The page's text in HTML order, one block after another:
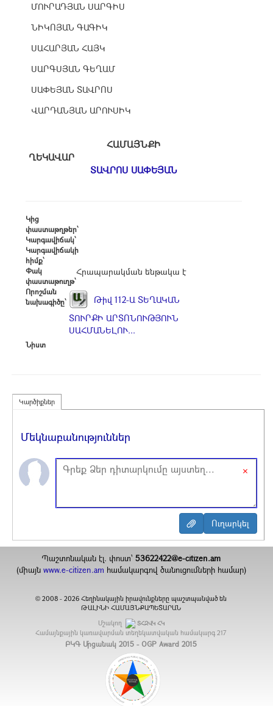
ՄՈՒՐԱԴՅԱՆ ՍԱՐԳԻՍ
ՆԻԿՈՅԱՆ ԳԱԳԻԿ
ՍԱՀԱՐՅԱՆ ՀԱՅԿ
ՍԱՐԳՍՅԱՆ ԳԵՂԱՄ
ՍԱՓԵՅԱՆ ՏԱՎՐՈՍ
ՎԱՐԴԱՆՅԱՆ ԱՐՈՒՍԻԿ
ՀԱՄԱՅՆՔԻ
ՂԵԿԱՎԱՐ
ՏԱՎՐՈՍ ՍԱՓԵՅԱՆ
Կից
փաստաթղթեր՝
Կարգավիճակ՝
Կարգավիճակի
հիմք՝
Փակ
փաստաթուղթ՝
Հրապարակման ենթակա է
Որոշման
նախագիծը՝
Թիվ 112-Ա ՏԵՂԱԿԱՆ
ՏՈՒՐՔԻ ԱՐՏՈՆՈՒԹՅՈՒՆ
ՍԱՀՄԱՆԵԼՈՒ...
Նիստ
Կարծիքներ
Մեկնաբանություններ
×
Պաշտոնական էլ. փոստ`53622422@e-citizen.am
(միայն www.e-citizen.am համակարգով ծանուցումների համար)
© 2008 -2026 Հեղինակային իրավունքները պաշտպանված են
ԹԱԼԻՆԻ ՀԱՄԱՅՆՔԱՊԵՏԱՐԱՆ
Մշակող
ՏՀԶՎԿ ՀԿ
Համայնքային կառավարման տեղեկատվական համակարգ 217
ԲԿԳ Մրցանակ 2015 - OGP Award 2015